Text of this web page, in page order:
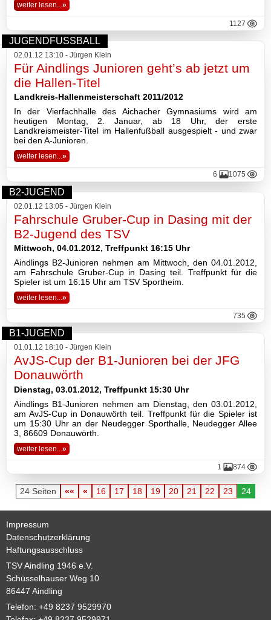
2008
Impressum
Datenschutzerklärung
Haftungsausschluss
weiter lesen...»
1127
JUGENDFUSSBALL
02.01.12 13:10 - Jürgen Klein
Für Aindlings Junioren geht’s ab jetzt um
die Hallen-Titel
Landkreis-Hallenmeisterschaft 2011/2012
In der Vierfachhalle des Aichacher Gymnasiums wird am
heutigen Montag, 2. Januar, ab 18 Uhr, der erste
Landkreismeister-Titel im Hallenfußball ausgespielt - und zwar
bei den A-Junioren.
weiter lesen...»
6 1075
B2-JUGEND
02.01.12 13:05 - Jürgen Klein
Fahrschule Gruber-Cup in Dasing mit der
B2-Jugend des TSV
Mittwoch, 04.01.2012, Treffpunkt 16:15 Uhr
Aindlings B2-Junioren nehmen am Mittwoch, den 04.01.2012,
am Fahrschule Gruber-Cup in Dasing teil. Treffpunkt für die
Spieler ist um 16:15 Uhr am TSV Sportheim.
weiter lesen...»
735
B1-JUGEND
01.01.12 18:10 - Jürgen Klein
AvJS-Cup der B1-Junioren bei der JFG
Donauwörth
Dienstag, 03.01.2012, Treffpunkt 15:30 Uhr
Aindlings B1-Junioren nehmen am Dienstag, den 03.01.2012,
am AvJS-Cup in Donauwörth teil. Treffpunkt für die Spieler ist
um 15:30 Uhr an der Neudegger Sporthalle, Neudegger Allee
3, 86609 Donauwörth.
weiter lesen... »
1 874
24 Seiten «« « 16 17 18 19 20 21 22 23 24
Impressum
Datenschutzerklärung
Haftungsausschluss
TSV Aindling 1946 e.V.
Schüsselhauser Weg 10
86447 Aindling
Telefon: +49 8237 9529970